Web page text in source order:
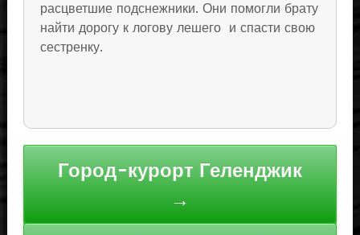
расцветшие подснежники. Они помогли брату
найти дорогу к логову лешего и спасти свою
сестренку.
Навигация
по
записям
Город-курорт Геленджик
→